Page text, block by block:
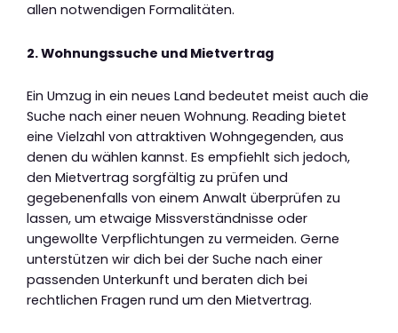
allen notwendigen Formalitäten.
2. Wohnungssuche und Mietvertrag
Ein Umzug in ein neues Land bedeutet meist auch die
Suche nach einer neuen Wohnung. Reading bietet
eine Vielzahl von attraktiven Wohngegenden, aus
denen du wählen kannst. Es empfiehlt sich jedoch,
den Mietvertrag sorgfältig zu prüfen und
gegebenenfalls von einem Anwalt überprüfen zu
lassen, um etwaige Missverständnisse oder
ungewollte Verpflichtungen zu vermeiden. Gerne
unterstützen wir dich bei der Suche nach einer
passenden Unterkunft und beraten dich bei
rechtlichen Fragen rund um den Mietvertrag.